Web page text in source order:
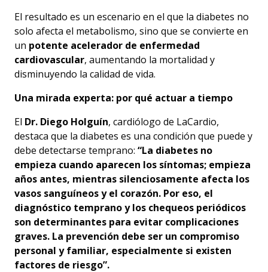
El resultado es un escenario en el que la diabetes no
solo afecta el metabolismo, sino que se convierte en
un potente acelerador de enfermedad
cardiovascular, aumentando la mortalidad y
disminuyendo la calidad de vida.
Una mirada experta: por qué actuar a tiempo
El Dr. Diego Holguín, cardiólogo de LaCardio,
destaca que la diabetes es una condición que puede y
debe detectarse temprano: “La diabetes no
empieza cuando aparecen los síntomas; empieza
años antes, mientras silenciosamente afecta los
vasos sanguíneos y el corazón. Por eso, el
diagnóstico temprano y los chequeos periódicos
son determinantes para evitar complicaciones
graves. La prevención debe ser un compromiso
personal y familiar, especialmente si existen
factores de riesgo”.